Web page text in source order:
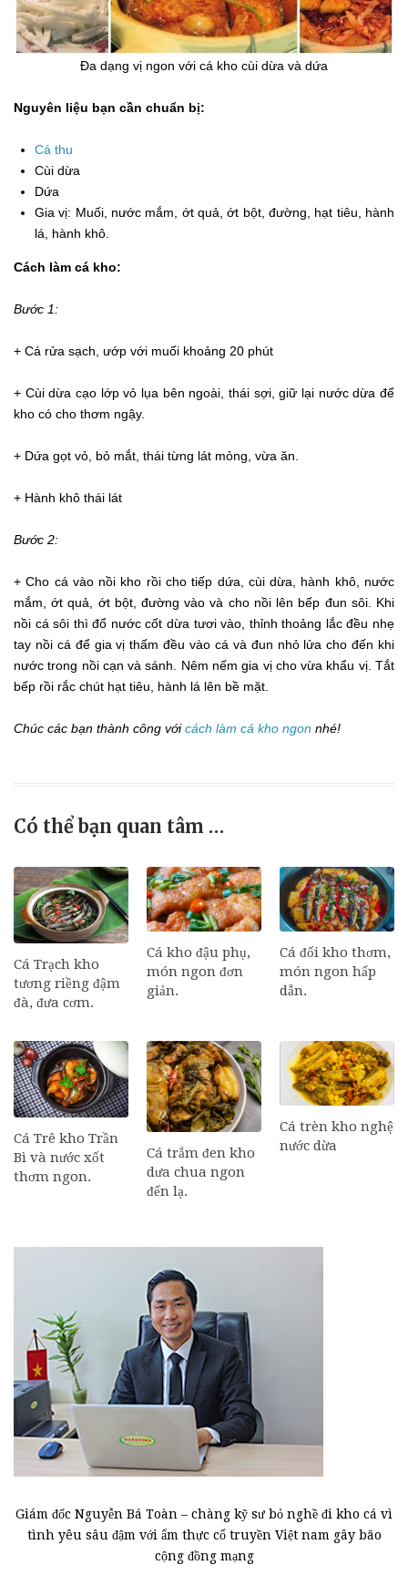
Đa dạng vị ngon với cá kho cùi dừa và dứa
Nguyên liệu bạn cần chuẩn bị:
Cá thu
Cùi dừa
Dứa
Gia vị: Muối, nước mắm, ớt quả, ớt bột, đường, hạt tiêu, hành
lá, hành khô.
Cách làm cá kho:
Bước 1:
+ Cá rửa sạch, ướp với muối khoảng 20 phút
+ Cùi dừa cạo lớp vỏ lụa bên ngoài, thái sợi, giữ lại nước dừa để
kho có cho thơm ngậy.
+ Dứa gọt vỏ, bỏ mắt, thái từng lát mỏng, vừa ăn.
+ Hành khô thái lát
Bước 2:
+ Cho cá vào nồi kho rồi cho tiếp dứa, cùi dừa, hành khô, nước
mắm, ớt quả, ớt bột, đường vào và cho nồi lên bếp đun sôi. Khi
nồi cá sôi thì đổ nước cốt dừa tươi vào, thỉnh thoảng lắc đều nhẹ
tay nồi cá để gia vị thấm đều vào cá và đun nhỏ lửa cho đến khi
nước trong nồi cạn và sánh. Nêm nếm gia vị cho vừa khẩu vị. Tắt
bếp rồi rắc chút hạt tiêu, hành lá lên bề mặt.
Chúc các bạn thành công vớicách làm cá kho ngon nhé!
Có thể bạn quan tâm …
Cá Trạch kho
tương riềng đậm
đà, đưa cơm.
Cá kho đậu phụ,
món ngon đơn
giản.
Cá đối kho thơm,
món ngon hấp
dẫn.
Cá Trê kho Trần
Bì và nước xốt
thơm ngon.
Cá trắm đen kho
dưa chua ngon
đến lạ.
Cá trèn kho nghệ
nước dừa
Giám đốc Nguyễn Bá Toàn – chàng kỹ sư bỏ nghề đi kho cá vì
tình yêu sâu đậm với ẩm thực cổ truyền Việt nam gây bão
cộng đồng mạng